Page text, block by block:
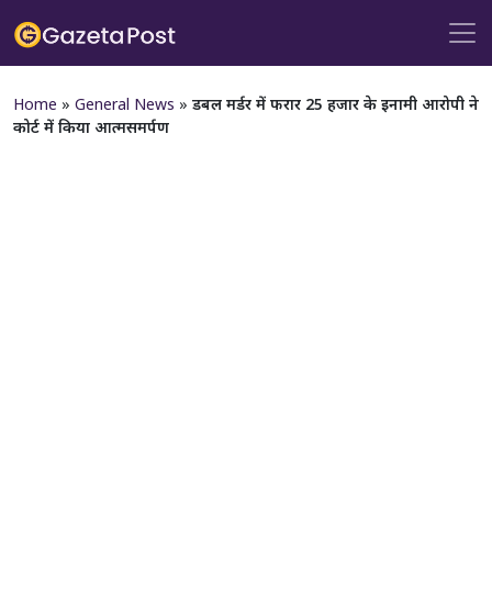
Home » General News » डबल मर्डर में फरार 25 हजार के इनामी आरोपी ने
कोर्ट में किया आत्मसमर्पण